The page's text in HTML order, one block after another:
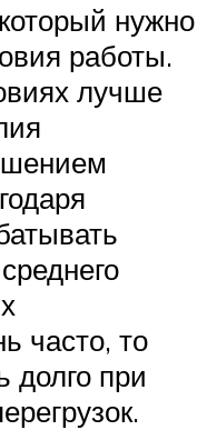
нужно
работы.
лучше
часто, то
долго при